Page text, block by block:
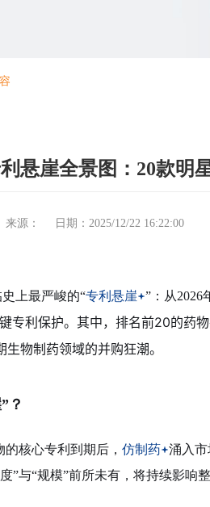
利悬崖全景图：20款明
来源： 日期：2025/12/22 16:22:00
上最严峻的“专利悬崖 ”：从2026
专利保护。其中，排名前20的药
物制药领域的并购狂潮。
？
核心专利到期后， 仿制药 涌入
”与“规模”前所未有，将持续影响整